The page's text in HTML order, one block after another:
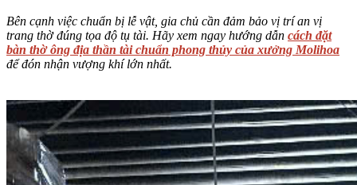
Bên cạnh việc chuẩn bị lễ vật, gia chủ cần đảm bảo vị trí an vị
trang thờ đúng tọa độ tụ tài. Hãy xem ngay hướng dẫn cách đặt
bàn thờ ông địa thần tài chuẩn phong thủy của xưởng Molihoa
để đón nhận vượng khí lớn nhất.